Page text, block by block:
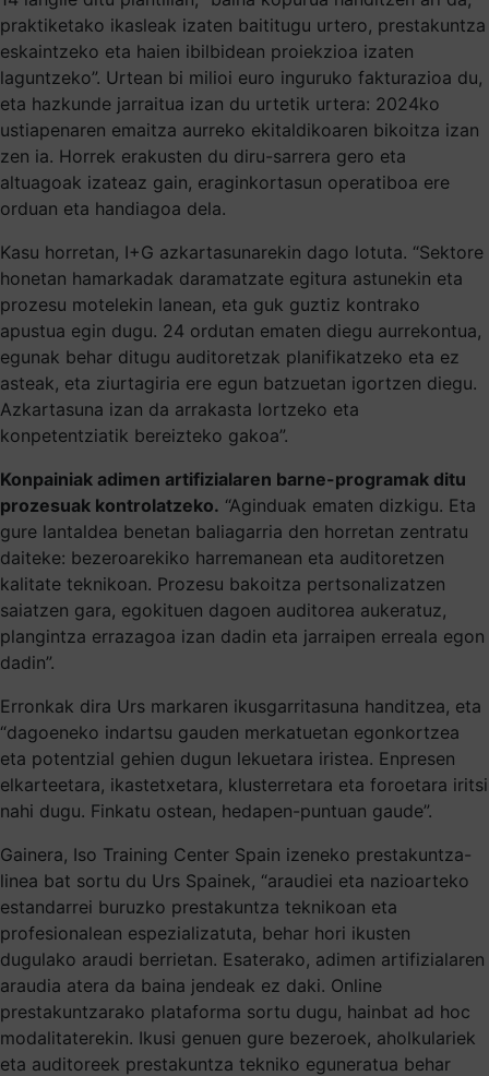
praktiketako ikasleak izaten baititugu urtero, prestakuntza
eskaintzeko eta haien ibilbidean proiekzioa izaten
laguntzeko”. Urtean bi milioi euro inguruko fakturazioa du,
eta hazkunde jarraitua izan du urtetik urtera: 2024ko
ustiapenaren emaitza aurreko ekitaldikoaren bikoitza izan
zen ia. Horrek erakusten du diru-sarrera gero eta
altuagoak izateaz gain, eraginkortasun operatiboa ere
orduan eta handiagoa dela.
Kasu horretan, I+G azkartasunarekin dago lotuta. “Sektore
honetan hamarkadak daramatzate egitura astunekin eta
prozesu motelekin lanean, eta guk guztiz kontrako
apustua egin dugu. 24 ordutan ematen diegu aurrekontua,
egunak behar ditugu auditoretzak planifikatzeko eta ez
asteak, eta ziurtagiria ere egun batzuetan igortzen diegu.
Azkartasuna izan da arrakasta lortzeko eta
konpetentziatik bereizteko gakoa”.
Konpainiak adimen artifizialaren barne-programak ditu
prozesuak kontrolatzeko. “Aginduak ematen dizkigu. Eta
gure lantaldea benetan baliagarria den horretan zentratu
daiteke: bezeroarekiko harremanean eta auditoretzen
kalitate teknikoan. Prozesu bakoitza pertsonalizatzen
saiatzen gara, egokituen dagoen auditorea aukeratuz,
plangintza errazagoa izan dadin eta jarraipen erreala egon
dadin”.
Erronkak dira Urs markaren ikusgarritasuna handitzea, eta
“dagoeneko indartsu gauden merkatuetan egonkortzea
eta potentzial gehien dugun lekuetara iristea. Enpresen
elkarteetara, ikastetxetara, klusterretara eta foroetara iritsi
nahi dugu. Finkatu ostean, hedapen-puntuan gaude”.
Gainera, Iso Training Center Spain izeneko prestakuntza-
linea bat sortu du Urs Spainek, “araudiei eta nazioarteko
estandarrei buruzko prestakuntza teknikoan eta
profesionalean espezializatuta, behar hori ikusten
dugulako araudi berrietan. Esaterako, adimen artifizialaren
araudia atera da baina jendeak ez daki. Online
prestakuntzarako plataforma sortu dugu, hainbat ad hoc
modalitaterekin. Ikusi genuen gure bezeroek, aholkulariek
eta auditoreek prestakuntza tekniko eguneratua behar